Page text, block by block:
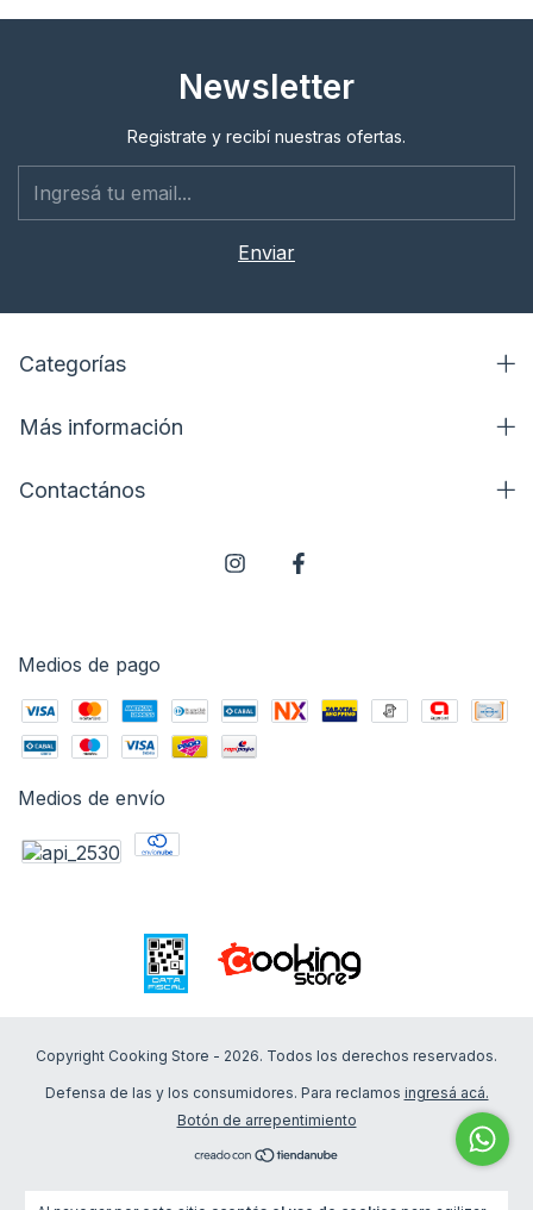
Newsletter
Registrate y recibí nuestras ofertas.
Categorías
Más información
Contactános
Medios de pago
Medios de envío
Copyright Cooking Store - 2026. Todos los derechos reservados.
Defensa de las y los consumidores. Para reclamos ingresá acá.
Botón de arrepentimiento